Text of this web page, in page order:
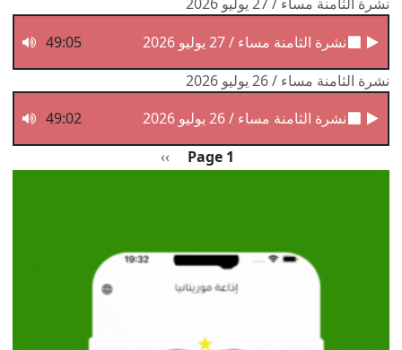
نشرة الثامنة مساء / 27 يوليو 2026
49:05
نشرة الثامنة مساء / 26 يوليو 2026
نشرة الثامنة مساء / 26 يوليو 2026
49:02
Page 1 الصفحة التالية
››